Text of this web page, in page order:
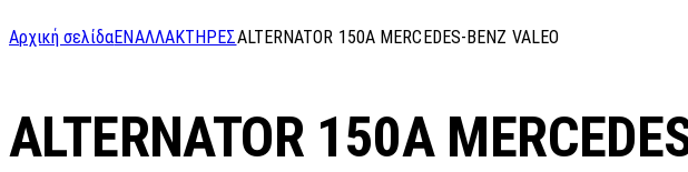
Αρχική σελίδαΕΝΑΛΛΑΚΤΗΡΕΣALTERNATOR 150A MERCEDES-BENZ VALEO
ALTERNATOR 150A